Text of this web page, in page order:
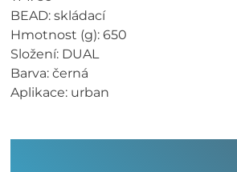
BEAD: skládací
Hmotnost (g): 650
Složení: DUAL
Barva: černá
Aplikace: urban